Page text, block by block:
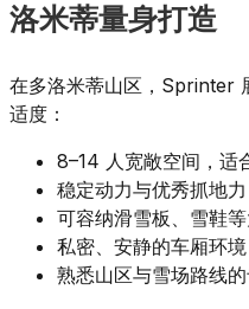
洛米蒂量身打造
在多洛米蒂山区，Sprinter
适度：
8–14 人宽敞空间，适
稳定动力与优秀抓地
可容纳滑雪板、雪鞋
私密、安静的车厢环
熟悉山区与雪场路线